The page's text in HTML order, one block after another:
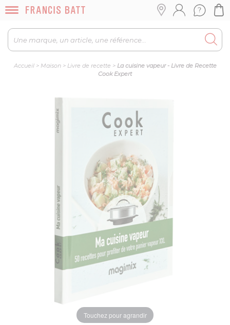
Accueil> Maison> Livre de recette > La cuisine vapeur - Livre de Recette
Cook Expert
Touchez pour agrandir